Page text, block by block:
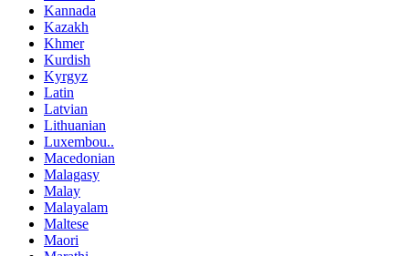
Kannada
Kazakh
Khmer
Kurdish
Kyrgyz
Latin
Latvian
Lithuanian
Luxembou..
Macedonian
Malagasy
Malay
Malayalam
Maltese
Maori